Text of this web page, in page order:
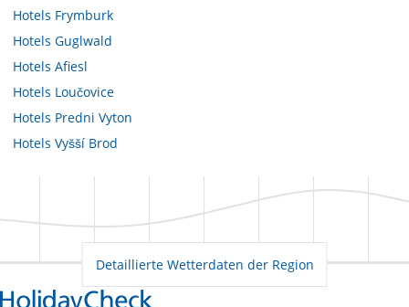
Hotels Frymburk
Hotels Guglwald
Hotels Afiesl
Hotels Loučovice
Hotels Predni Vyton
Hotels Vyšší Brod
Detaillierte Wetterdaten der Region